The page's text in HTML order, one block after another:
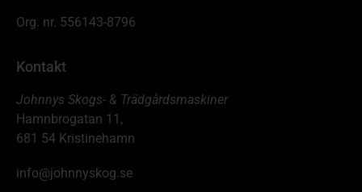
Org. nr. 556143-8796
Kontakt
Johnnys Skogs- & Trädgårdsmaskiner
Hamnbrogatan 11,
681 54 Kristinehamn
info@johnnyskog.se